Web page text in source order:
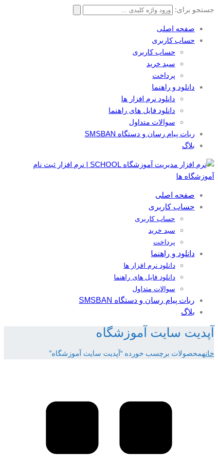
جستجو برای:
صفحه اصلی
حساب کاربری
حساب کاربری
سبد خرید
پرداخت
دانلود و راهنما
دانلود نرم افزار ها
دانلود فایل های راهنما
سوالات متداول
ربات پیام رسان و دستگاه SMSBAN
بلاگ
صفحه اصلی
حساب کاربری
حساب کاربری
سبد خرید
پرداخت
دانلود و راهنما
دانلود نرم افزار ها
دانلود فایل های راهنما
سوالات متداول
ربات پیام رسان و دستگاه SMSBAN
بلاگ
آپدیت سایت آموزشگاه
خانهمحصولات برچسب خورده “آپدیت سایت آموزشگاه”